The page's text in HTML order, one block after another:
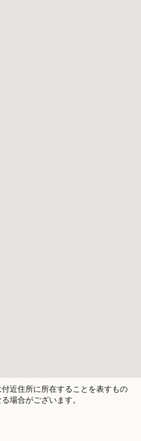
近住所に所在することを表すもの
場合がございます。